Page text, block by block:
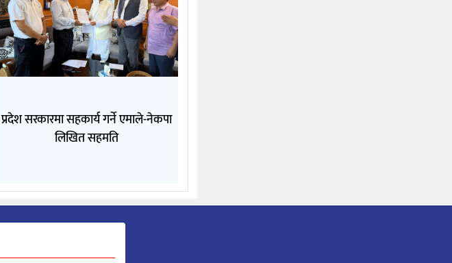
प्रदेश सरकारमा सहकार्य गर्ने एमाले-नेकपा
लिखित सहमति